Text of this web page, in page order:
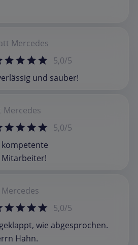
Mercedes
5,0/5
und sauber!
Mercedes
5,0/5
Mercedes
5,0/5
wie abgesprochen.
Hahn.